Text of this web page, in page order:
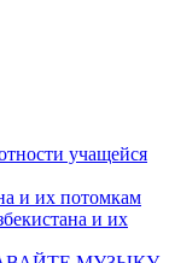
учащейся
и их